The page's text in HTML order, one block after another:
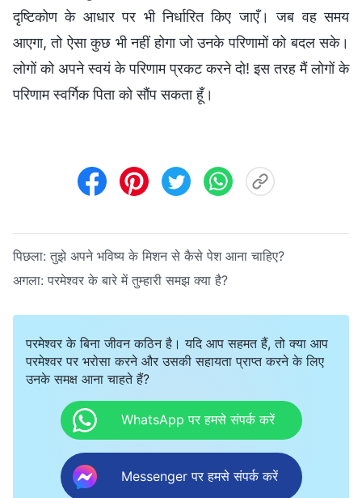
दृष्टिकोण के आधार पर भी निर्धारित किए जाएँ। जब वह समय
आएगा, तो ऐसा कुछ भी नहीं होगा जो उनके परिणामों को बदल सके।
लोगों को अपने स्वयं के परिणाम प्रकट करने दो! इस तरह मैं लोगों के
परिणाम स्वर्गिक पिता को सौंप सकता हूँ।
पिछला: तुझे अपने भविष्य के मिशन से कैसे पेश आना चाहिए?
अगला: परमेश्वर के बारे में तुम्हारी समझ क्या है?
परमेश्वर के बिना जीवन कठिन है। यदि आप सहमत हैं, तो क्या आप
परमेश्वर पर भरोसा करने और उसकी सहायता प्राप्त करने के लिए
उनके समक्ष आना चाहते हैं?
WhatsApp पर हमसे संपर्क करें
Messenger पर हमसे संपर्क करें